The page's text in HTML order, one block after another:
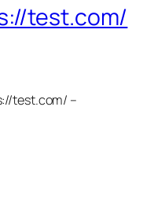
test.com/
test.com/ –